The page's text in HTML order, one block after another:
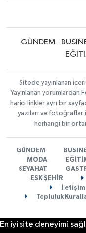
GÜNDEM
Sitede yayınlanan
Yayınlanan
harici linkler ayrı bir
yazıları ve fotoğraflar
herhangi bir
GÜNDEM
MODA
SEYAHAT
ESKİŞEHİR
İletişim
Topluluk
En iyi site deneyimi